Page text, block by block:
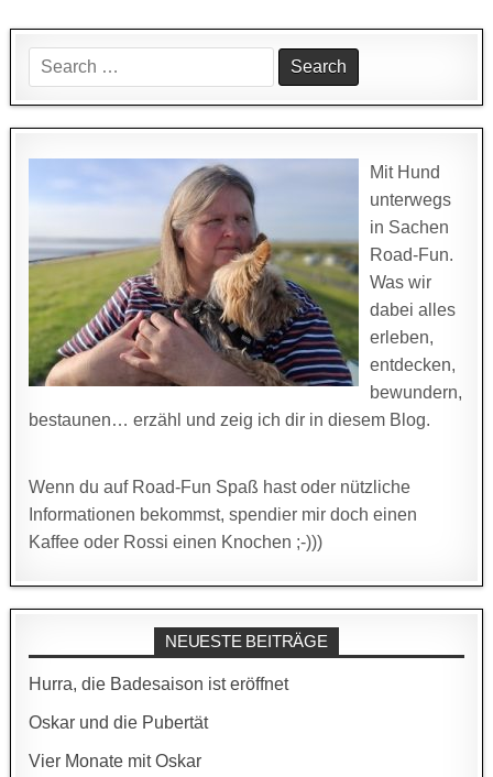
Search
for:
Mit Hund
unterwegs
in Sachen
Road-Fun.
Was wir
dabei alles
erleben,
entdecken,
bewundern,
bestaunen… erzähl und zeig ich dir in diesem Blog.
Wenn du auf Road-Fun Spaß hast oder nützliche
Informationen bekommst, spendier mir doch einen
Kaffee oder Rossi einen Knochen ;-)))
NEUESTE BEITRÄGE
Hurra, die Badesaison ist eröffnet
Oskar und die Pubertät
Vier Monate mit Oskar